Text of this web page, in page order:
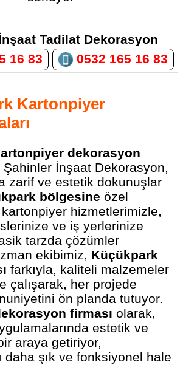
Tadilat Dekorasyon
16 83
0532 165 16 83
Kartonpiyer
dekorasyon
Şahinler İnşaat Dekorasyon,
zarif ve estetik dokunuşlar
bölgesine özel
hizmetlerimizle,
ve iş yerlerinize
tarzda çözümler
ekibimiz, Küçükpark
farkıyla, kaliteli malzemeler
çalışarak, her projede
ön planda tutuyor.
firması olarak,
estetik ve
araya getiriyor,
daha şık ve fonksiyonel hale